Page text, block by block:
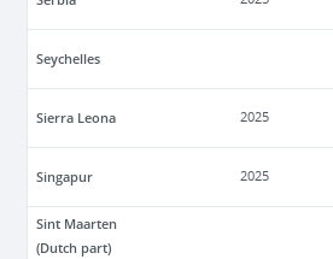
Seychelles
Sierra Leona 2025
Singapur 2025
Sint Maarten
(Dutch part)